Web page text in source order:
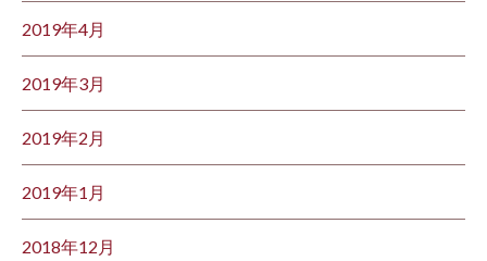
2019年4月
2019年3月
2019年2月
2019年1月
2018年12月